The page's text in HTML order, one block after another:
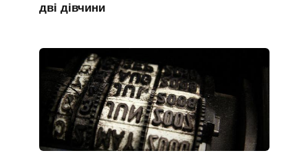
дві дівчини